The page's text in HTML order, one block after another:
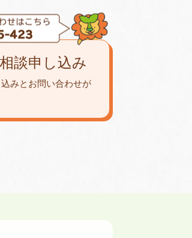
談申し込み
みとお問い合わせが